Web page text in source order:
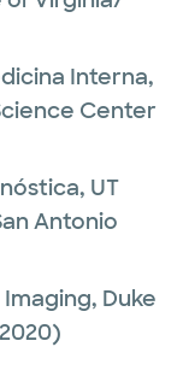
Interna,
Center
UT
Antonio
Duke